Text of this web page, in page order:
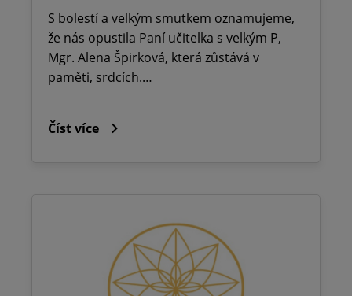
S bolestí a velkým smutkem oznamujeme,
že nás opustila Paní učitelka s velkým P,
Mgr. Alena Špirková, která zůstává v
paměti, srdcích.…
Číst více